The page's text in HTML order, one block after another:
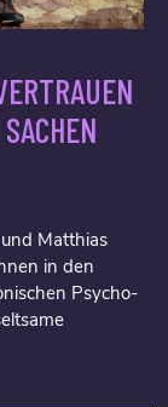
und Matthias
in den
Psycho-